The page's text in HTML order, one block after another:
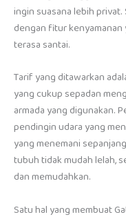
ingin suasana lebih
dengan fitur
terasa santai.
Tarif yang ditawarkan
yang cukup sepadan
armada yang digunakan.
pendingin udara yang
yang menemani
tubuh tidak mudah lelah,
dan memudahkan.
Satu hal yang membuat